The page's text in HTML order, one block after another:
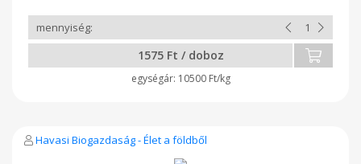
1575 Ft / doboz
10500 Ft/kg
Havasi Biogazdaság - Élet a földből